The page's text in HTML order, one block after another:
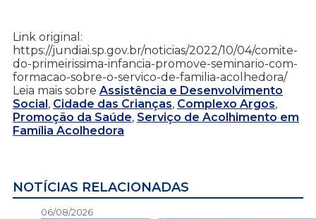
Link original:
https://jundiai.sp.gov.br/noticias/2022/10/04/comite-
do-primeirissima-infancia-promove-seminario-com-
formacao-sobre-o-servico-de-familia-acolhedora/
Leia mais sobre Assistência e Desenvolvimento
Social, Cidade das Crianças, Complexo Argos,
Promoção da Saúde, Serviço de Acolhimento em
Família Acolhedora
NOTÍCIAS RELACIONADAS
06/08/2026